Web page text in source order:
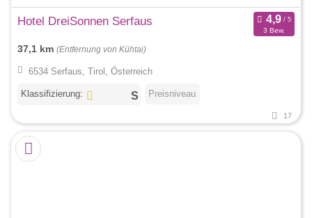
Hotel DreiSonnen Serfaus
3 Bew.
37,1 km (Entfernung von Kühtai)
6534 Serfaus, Tirol, Österreich
Klassifizierung: Preisniveau
17